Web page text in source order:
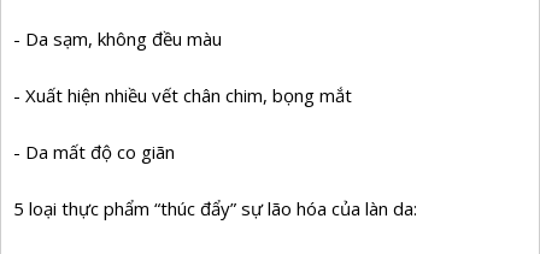
- Da sạm, không đều màu
- Xuất hiện nhiều vết chân chim, bọng mắt
- Da mất độ co giãn
5 loại thực phẩm “thúc đẩy” sự lão hóa của làn da: